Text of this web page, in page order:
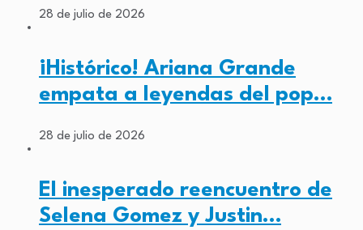
28 de julio de 2026
¡Histórico! Ariana Grande
empata a leyendas del pop…
28 de julio de 2026
El inesperado reencuentro de
Selena Gomez y Justin…